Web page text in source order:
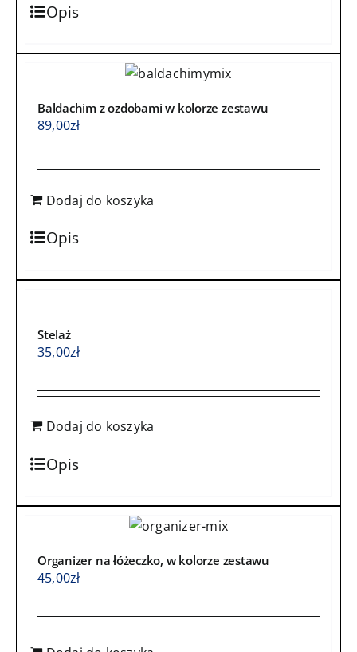
Opis
Baldachim z ozdobami w kolorze zestawu
89,00zł
Dodaj do koszyka
Opis
Stelaż
35,00zł
Dodaj do koszyka
Opis
Organizer na łóżeczko, w kolorze zestawu
45,00zł